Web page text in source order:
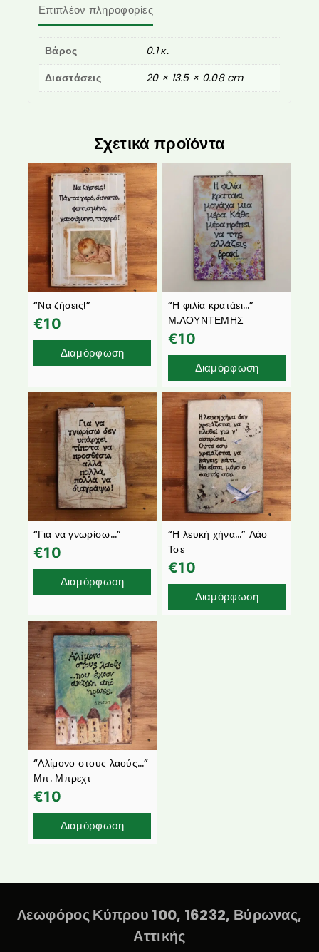
Επιπλέον πληροφορίες
Βάρος
0.1 κ.
Διαστάσεις
20 × 13.5 × 0.08 cm
Σχετικά προϊόντα
“Να ζήσεις!”
€10
Διαμόρφωση
“Η φιλία κρατάει…”
Μ.ΛΟΥΝΤΕΜΗΣ
€10
Διαμόρφωση
“Για να γνωρίσω…”
€10
Διαμόρφωση
“Η λευκή χήνα…” Λάο
Τσε
€10
Διαμόρφωση
“Αλίμονο στους λαούς…”
Μπ. Μπρεχτ
€10
Διαμόρφωση
Λεωφόρος Κύπρου 100, 16232, Βύρωνας,
Αττικής